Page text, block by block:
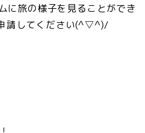
に旅の様子を見ることができ
請してください(^▽^)/